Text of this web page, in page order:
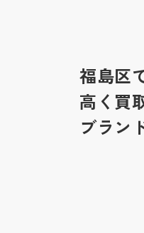
福島区
高く買
ブラン